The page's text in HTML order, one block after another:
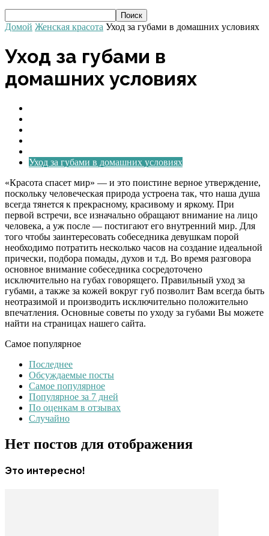
Домой Женская красота Уход за губами в домашних условиях
Уход за губами в
домашних условиях
Уход за губами в домашних условиях
«Красота спасет мир» — и это поистине верное утверждение,
поскольку человеческая природа устроена так, что наша душа
всегда тянется к прекрасному, красивому и яркому. При
первой встречи, все изначально обращают внимание на лицо
человека, а уж после — постигают его внутренний мир. Для
того чтобы заинтересовать собеседника девушкам порой
необходимо потратить несколько часов на создание идеальной
прически, подбора помады, духов и т.д. Во время разговора
основное внимание собеседника сосредоточено
исключительно на губах говорящего. Правильный уход за
губами, а также за кожей вокруг губ позволит Вам всегда быть
неотразимой и производить исключительно положительно
впечатления. Основные советы по уходу за губами Вы можете
найти на страницах нашего сайта.
Самое популярное
Последнее
Обсуждаемые посты
Самое популярное
Популярное за 7 дней
По оценкам в отзывах
Случайно
Нет постов для отображения
Это интересно!